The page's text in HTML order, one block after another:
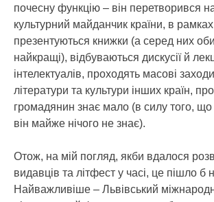
почесну функцію – він перетворився
культурний майданчик країни, в
презентуються книжки (а серед них
найкращі), відбуваються дискусії й
інтелектуалів, проходять масові
літератури та культури інших країн,
громадянин знає мало (в силу того, що
він майже нічого не знає).
Отож, на мій погляд, якби вдалося
видавців та літфест у часі, це пішло б
Найважливіше – Львівський